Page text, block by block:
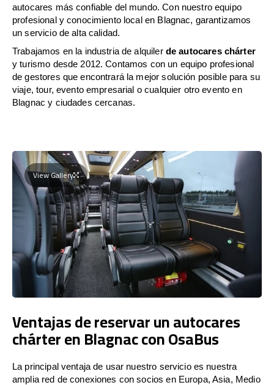
autocares más confiable del mundo. Con nuestro equipo
profesional y conocimiento local en Blagnac, garantizamos
un servicio de alta calidad.
Trabajamos en la industria de alquiler de autocares chárter
y turismo desde 2012. Contamos con un equipo profesional
de gestores que encontrará la mejor solución posible para su
viaje, tour, evento empresarial o cualquier otro evento en
Blagnac y ciudades cercanas.
View Gallery
Ventajas de reservar un autocares
chárter en Blagnac con OsaBus
La principal ventaja de usar nuestro servicio es nuestra
amplia red de conexiones con socios en Europa, Asia, Medio